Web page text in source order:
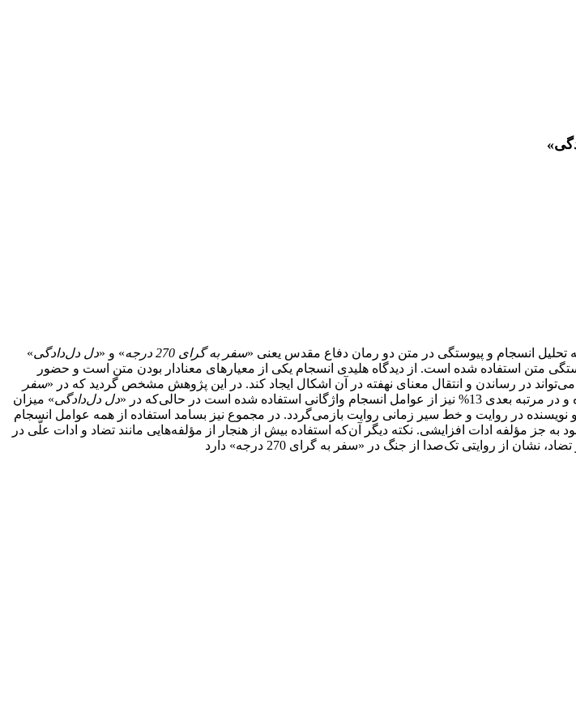
تحلیل انسجام و پیوستگی در متن دو رمان دفاع مقدس یعنی «سفر به گرای 270 درجه » و «دل دل‌دادگی»
متن استفاده شده است. از دیدگاه هلیدی انسجام یکی از معیارهای معنادار بودن متن است و حضور
در رساندن و انتقال معنای نهفته در آن اشکال ایجاد کند. در این پژوهش مشخص گردید که در «سفر
دل دل‌دادگی» میزان
اختلافات به سبک متفاوت دو نویسنده در روایت و خط سیر زمانی روایت بازمی‌گردد. در مجموع نیز بسامد استفاده از همه عوامل انسجام
به جز مؤلفه ادات افزایشی. نکته دیگر آن‌که استفاده بیش از هنجار از مؤلفه‌هایی مانند تضاد و ادات علّی در
از روایتی تک‌صدا از جنگ در «سفر به گرای 270 درجه» دارد